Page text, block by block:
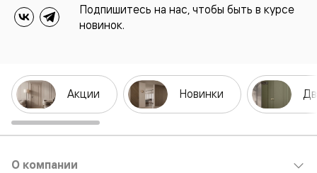
Подпишитесь на нас, чтобы быть в курсе
новинок.
Акции Новинки
О компании